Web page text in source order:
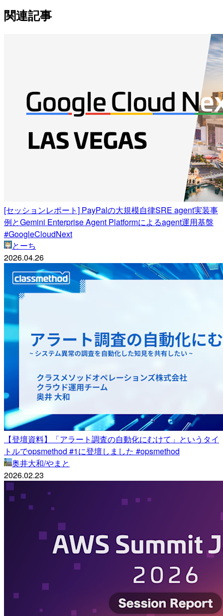
関連記事
[セッションレポート] PayPalの大規模自律SRE agent実装事
例とGemini Enterprise Agent Platformによるagent運用基盤
#GoogleCloudNext
とーち
2026.04.26
【登壇資料】「アラート調査の自動化にむけて」というタイ
トルでopsmethod #1に登壇しました #opsmethod
奥井大和/やまと
2026.02.23